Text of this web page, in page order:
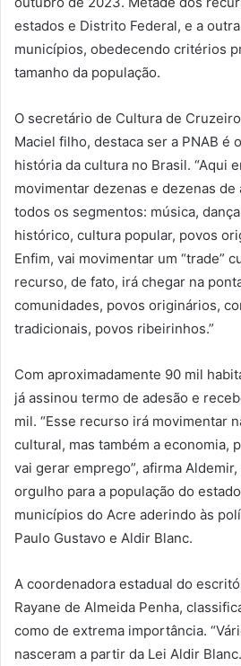
estados e Distrito Federal, e a
municípios, obedecendo critérios
tamanho da população.
O secretário de Cultura de
Maciel filho, destaca ser a PNAB é
história da cultura no Brasil. “Aqui
movimentar dezenas e dezenas
todos os segmentos: música,
histórico, cultura popular, povos
Enfim, vai movimentar um “trade”
recurso, de fato, irá chegar na
comunidades, povos originários,
tradicionais, povos ribeirinhos.”
Com aproximadamente 90 mil
já assinou termo de adesão e
mil. “Esse recurso irá movimentar
cultural, mas também a economia,
vai gerar emprego”, afirma
orgulho para a população do
municípios do Acre aderindo às
Paulo Gustavo e Aldir Blanc.
A coordenadora estadual do
Rayane de Almeida Penha,
como de extrema importância.
nasceram a partir da Lei Aldir